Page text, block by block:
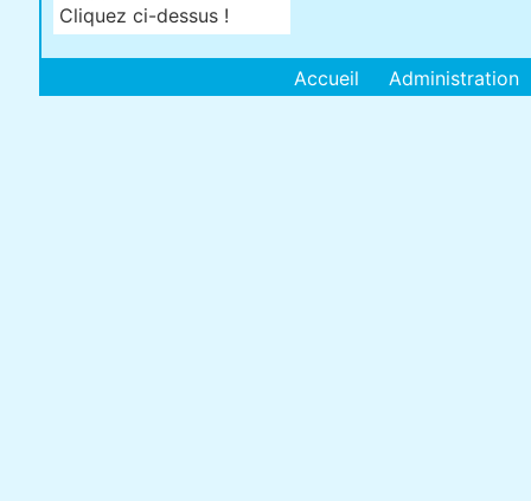
Cliquez ci-dessus !
Accueil Administration